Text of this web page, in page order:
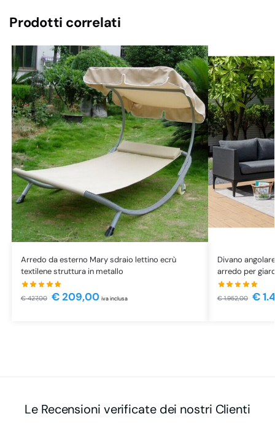
Prodotti correlati
Arredo da esterno Mary sdraio lettino ecrù
textilene struttura in metallo
€427,00 €209,00 iva inclusa
Divano
arredo per
€1.952,00 €
Le Recensioni verificate dei nostri Clienti